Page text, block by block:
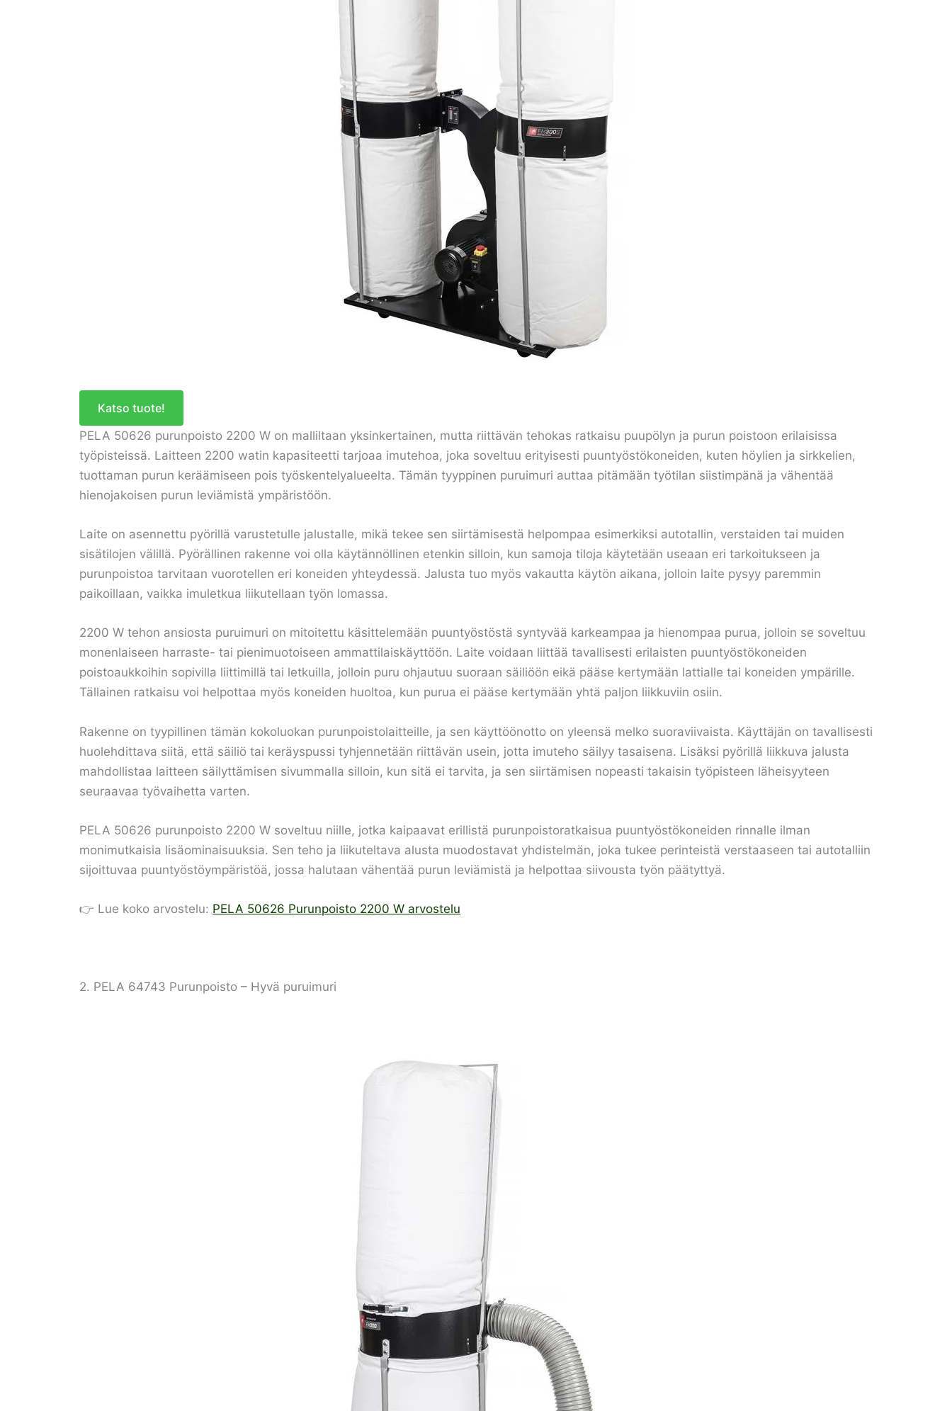
Katso tuote!
PELA 50626 purunpoisto 2200 W on malliltaan yksinkertainen, mutta riittävän tehokas ratkaisu puupölyn ja purun poistoon erilaisissa
työpisteissä. Laitteen 2200 watin kapasiteetti tarjoaa imutehoa, joka soveltuu erityisesti puuntyöstökoneiden, kuten höylien ja sirkkelien,
tuottaman purun keräämiseen pois työskentelyalueelta. Tämän tyyppinen puruimuri auttaa pitämään työtilan siistimpänä ja vähentää
hienojakoisen purun leviämistä ympäristöön.
Laite on asennettu pyörillä varustetulle jalustalle, mikä tekee sen siirtämisestä helpompaa esimerkiksi autotallin, verstaiden tai muiden
sisätilojen välillä. Pyörällinen rakenne voi olla käytännöllinen etenkin silloin, kun samoja tiloja käytetään useaan eri tarkoitukseen ja
purunpoistoa tarvitaan vuorotellen eri koneiden yhteydessä. Jalusta tuo myös vakautta käytön aikana, jolloin laite pysyy paremmin
paikoillaan, vaikka imuletkua liikutellaan työn lomassa.
2200 W tehon ansiosta puruimuri on mitoitettu käsittelemään puuntyöstöstä syntyvää karkeampaa ja hienompaa purua, jolloin se soveltuu
monenlaiseen harraste- tai pienimuotoiseen ammattilaiskäyttöön. Laite voidaan liittää tavallisesti erilaisten puuntyöstökoneiden
poistoaukkoihin sopivilla liittimillä tai letkuilla, jolloin puru ohjautuu suoraan säiliöön eikä pääse kertymään lattialle tai koneiden ympärille.
Tällainen ratkaisu voi helpottaa myös koneiden huoltoa, kun purua ei pääse kertymään yhtä paljon liikkuviin osiin.
Rakenne on tyypillinen tämän kokoluokan purunpoistolaitteille, ja sen käyttöönotto on yleensä melko suoraviivaista. Käyttäjän on tavallisesti
huolehdittava siitä, että säiliö tai keräyspussi tyhjennetään riittävän usein, jotta imuteho säilyy tasaisena. Lisäksi pyörillä liikkuva jalusta
mahdollistaa laitteen säilyttämisen sivummalla silloin, kun sitä ei tarvita, ja sen siirtämisen nopeasti takaisin työpisteen läheisyyteen
seuraavaa työvaihetta varten.
PELA 50626 purunpoisto 2200 W soveltuu niille, jotka kaipaavat erillistä purunpoistoratkaisua puuntyöstökoneiden rinnalle ilman
monimutkaisia lisäominaisuuksia. Sen teho ja liikuteltava alusta muodostavat yhdistelmän, joka tukee perinteistä verstaaseen tai autotalliin
sijoittuvaa puuntyöstöympäristöä, jossa halutaan vähentää purun leviämistä ja helpottaa siivousta työn päätyttyä.
👉 Lue koko arvostelu: PELA 50626 Purunpoisto 2200 W arvostelu
2. PELA 64743 Purunpoisto – Hyvä puruimuri